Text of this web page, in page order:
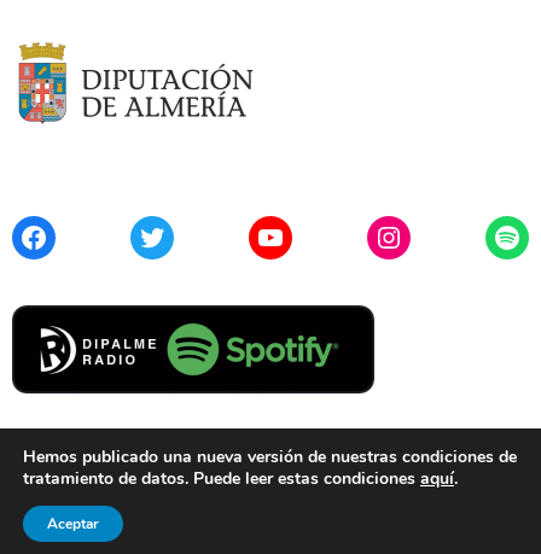
FacebookTwitter YouTubeInstagram
Cookies
© 2021 Diputación de Almería. Todos los derechos reservados.
Hemos publicado una nueva versión de nuestras condiciones de
tratamiento de datos. Puede leer estas condiciones aquí.
Aceptar